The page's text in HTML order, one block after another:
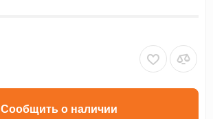
Сообщить о наличии